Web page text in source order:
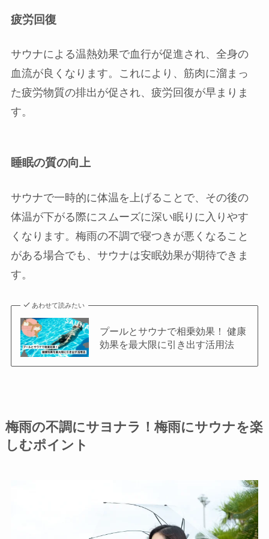
疲労回復
サウナによる温熱効果で血行が促進され、全身の
血流が良くなります。これにより、筋肉に溜まっ
た疲労物質の排出が促され、疲労回復が早まりま
す。
睡眠の質の向上
サウナで一時的に体温を上げることで、その後の
体温が下がる際にスムーズに深い眠りに入りやす
くなります。梅雨の不調で寝つきが悪くなること
がある場合でも、サウナは安眠効果が期待できま
す。
あわせて読みたい
プールとサウナで相乗効果！ 健康
効果を最大限に引き出す活用法
梅雨の不調にサヨナラ！梅雨にサウナを楽
しむポイント